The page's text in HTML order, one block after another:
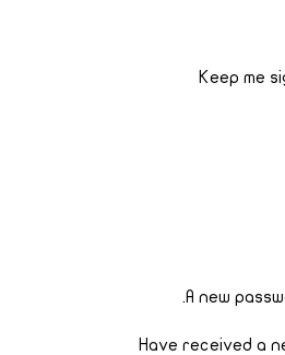
A new
Have received a